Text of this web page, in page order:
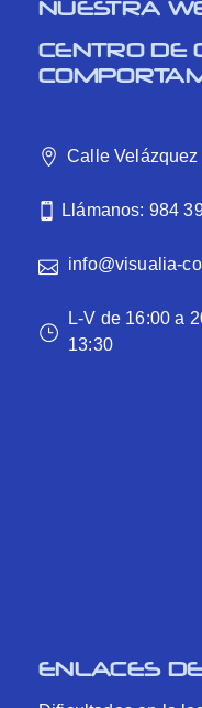
NUESTRA
CENTRO DE
Calle
Llámanos: 984
info@visualia-
L-V de 16:00 a
13:30
ENLACES